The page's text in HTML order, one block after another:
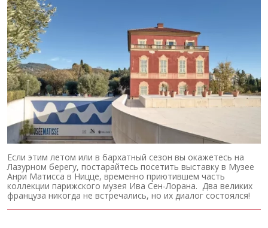
Если этим летом или в бархатный сезон вы окажетесь на
Лазурном берегу, постарайтесь посетить выставку в Музее
Анри Матисса в Ницце, временно приютившем часть
коллекции парижского музея Ива Сен-Лорана. Два великих
француза никогда не встречались, но их диалог состоялся!